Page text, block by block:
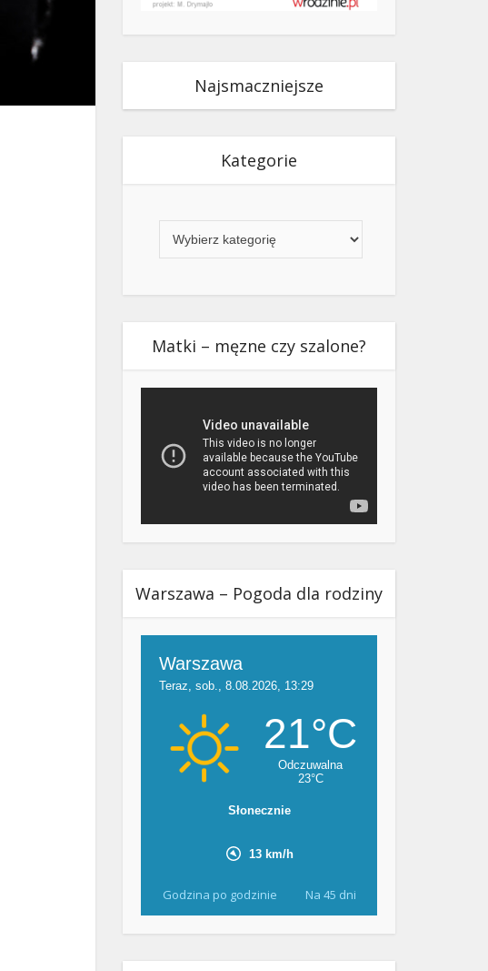
Najsmaczniejsze
Kategorie
Matki – męzne czy szalone?
Warszawa – Pogoda dla rodziny
Godzina po godzinie Na 45 dni